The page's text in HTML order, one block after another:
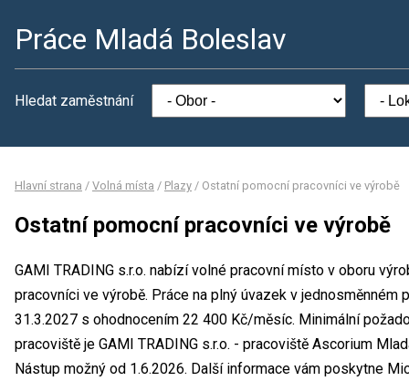
Práce Mladá Boleslav
Hledat zaměstnání
Hlavní strana / Volná místa / Plazy / Ostatní pomocní pracovníci ve výrobě
Ostatní pomocní pracovníci ve výrobě
GAMI TRADING s.r.o. nabízí volné pracovní místo v oboru
pracovníci ve výrobě. Práce na plný úvazek v jednosměnném
31.3.2027 s ohodnocením 22 400 Kč/měsíc. Minimální
pracoviště je GAMI TRADING s.r.o. - pracoviště Ascorium
Nástup možný od 1.6.2026. Další informace vám poskytne